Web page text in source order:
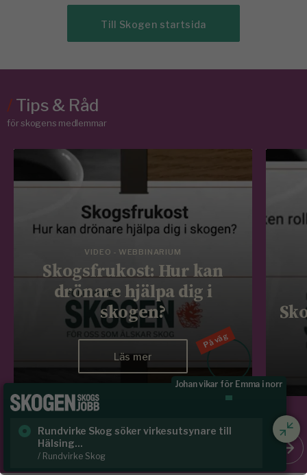
Till Skogen startsida
/Tips & Råd
för skogens medlemmar
VIDEO - WEBBINARIUM
Skogsfrukost: Hur kan
drönare hjälpa dig i
skogen?
Läs mer
På väg
Johan vikar för Emma i norr
Rundvirke Skog söker virkesutsynare till
Hälsing...
/ Rundvirke Skog
/